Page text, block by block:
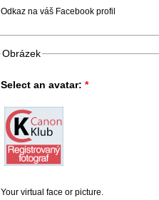
Odkaz na váš Facebook profil
Obrázek
Select an avatar: *
Your virtual face or picture.